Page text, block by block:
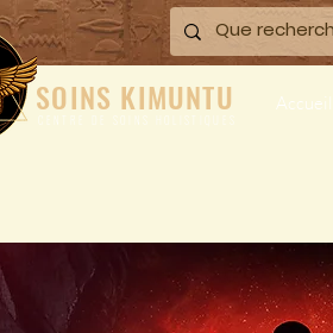
CENTRE DE SOINS HOLISTIQUES
SOINS KIMUNTU Accueil